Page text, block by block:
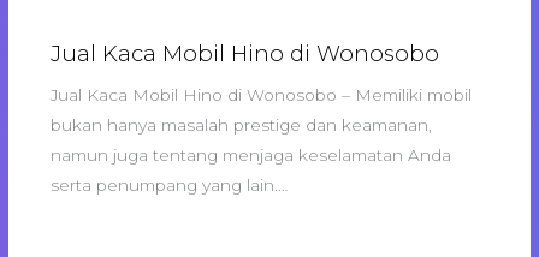
Jual Kaca Mobil Hino di Wonosobo
Jual Kaca Mobil Hino di Wonosobo – Memiliki mobil
bukan hanya masalah prestige dan keamanan,
namun juga tentang menjaga keselamatan Anda
serta penumpang yang lain.…